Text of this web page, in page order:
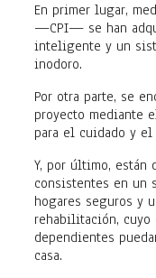
En primer lugar,
—CPI— se han
inteligente y un
inodoro.
Por otra parte, se
proyecto mediante
para el cuidado y
Y, por último, están
consistentes en un
hogares seguros y
rehabilitación, cuyo
dependientes
casa.